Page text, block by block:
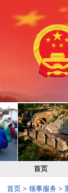
首页
首页 > 领事服务 >